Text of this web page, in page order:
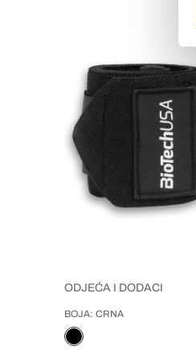
ODJEĆA I DODACI
BOJA: CRNA